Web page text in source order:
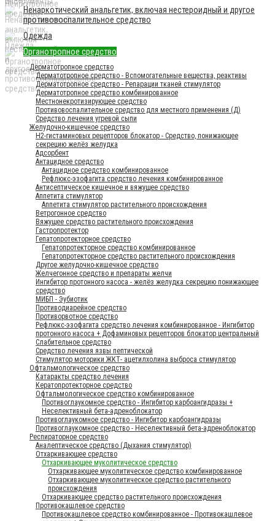
Ненаркотический анальгетик, включая нестероидный и другое
противовоспалительное средство
Одежда
Органотропное средство
Дерматотропное средство
Дерматотропное средство - Вспомогательные вещества, реактивы
Дерматотропное средство - Репарации тканей стимулятор
Дерматотропное средство комбинированное
Местнонекротизирующее средство
Противовоспалительное средство для местного применения (Д)
Средство лечения угревой сыпи
Желудочно-кишечное средство
H2-гистаминовых рецепторов блокатор - Средство, понижающее
секрецию желёз желудка
Адсорбент
Антацидное средство
Антацидное средство комбинированное
Рефлюкс-эзофагита средство лечения комбинированное
Антисептическое кишечное и вяжущее средство
Аппетита стимулятор
Аппетита стимулятор растительного происхождения
Ветрогонное средство
Вяжущее средство растительного происхождения
Гастропротектор
Гепатопротекторное средство
Гепатопротекторное средство комбинированное
Гепатопротекторное средство растительного происхождения
Другое желудочно-кишечное средство
Желчегонное средство и препараты желчи
Ингибитор протонного насоса - желёз желудка секрецию понижающее
средство
МИБП - Эубиотик
Противодиарейное средство
Противорвотное средство
Рефлюкс-эзофагита средство лечения комбинированное - Ингибитор
протонного насоса + Дофаминовых рецепторов блокатор центральный
Слабительное средство
Средство лечения язвы пептической
Стимулятор моторики ЖКТ- ацетилхолина выброса стимулятор
Офтальмологическое средство
Катаракты средство лечения
Кератопротекторное средство
Офтальмологическое средство комбинированное
Противоглаукомное средство - Ингибитор карбоангидразы +
Неселективный бета-адреноблокатор
Противоглаукомное средство - Ингибитор карбоангидразы
Противоглаукомное средство - Неселективный бета-адреноблокатор
Респираторное средство
Аналептическое средство (Дыхания стимулятор)
Отхаркивающее средство
Отхаркивающее муколитическое средство
Отхаркивающее муколитическое средство комбинированное
Отхаркивающее муколитическое средство растительного
происхождения
Отхаркивающее средство растительного происхождения
Противокашлевое средство
Противокашлевое средство комбинированное - Противокашлевое